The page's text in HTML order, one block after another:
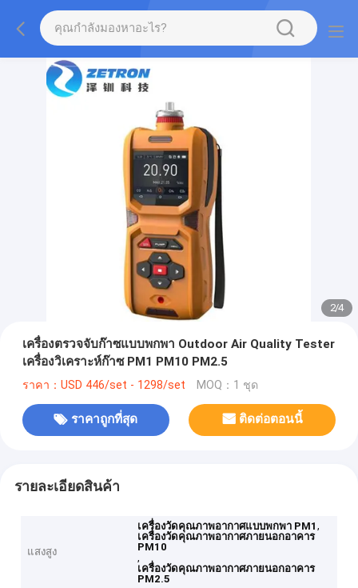
2/4
เครื่องตรวจจับก๊าซแบบพกพา Outdoor Air Quality Tester
เครื่องวิเคราะห์ก๊าซ PM1 PM10 PM2.5
ราคา：USD 446/set - 1298/set MOQ：1 ชุด
ราคาถูกที่สุด ติดต่อตอนนี้
รายละเอียดสินค้า
แสงสูง
เครื่องวัดคุณภาพอากาศแบบพกพา PM1,
เครื่องวัดคุณภาพอากาศภายนอกอาคาร
PM10
,
เครื่องวัดคุณภาพอากาศภายนอกอาคาร
PM2.5